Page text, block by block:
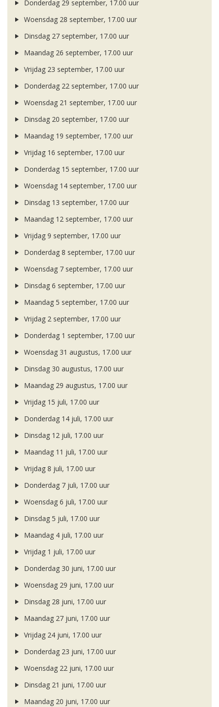
Donderdag 29 september, 17.00 uur
Woensdag 28 september, 17.00 uur
Dinsdag 27 september, 17.00 uur
Maandag 26 september, 17.00 uur
Vrijdag 23 september, 17.00 uur
Donderdag 22 september, 17.00 uur
Woensdag 21 september, 17.00 uur
Dinsdag 20 september, 17.00 uur
Maandag 19 september, 17.00 uur
Vrijdag 16 september, 17.00 uur
Donderdag 15 september, 17.00 uur
Woensdag 14 september, 17.00 uur
Dinsdag 13 september, 17.00 uur
Maandag 12 september, 17.00 uur
Vrijdag 9 september, 17.00 uur
Donderdag 8 september, 17.00 uur
Woensdag 7 september, 17.00 uur
Dinsdag 6 september, 17.00 uur
Maandag 5 september, 17.00 uur
Vrijdag 2 september, 17.00 uur
Donderdag 1 september, 17.00 uur
Woensdag 31 augustus, 17.00 uur
Dinsdag 30 augustus, 17.00 uur
Maandag 29 augustus, 17.00 uur
Vrijdag 15 juli, 17.00 uur
Donderdag 14 juli, 17.00 uur
Dinsdag 12 juli, 17.00 uur
Maandag 11 juli, 17.00 uur
Vrijdag 8 juli, 17.00 uur
Donderdag 7 juli, 17.00 uur
Woensdag 6 juli, 17.00 uur
Dinsdag 5 juli, 17.00 uur
Maandag 4 juli, 17.00 uur
Vrijdag 1 juli, 17.00 uur
Donderdag 30 juni, 17.00 uur
Woensdag 29 juni, 17.00 uur
Dinsdag 28 juni, 17.00 uur
Maandag 27 juni, 17.00 uur
Vrijdag 24 juni, 17.00 uur
Donderdag 23 juni, 17.00 uur
Woensdag 22 juni, 17.00 uur
Dinsdag 21 juni, 17.00 uur
Maandag 20 juni, 17.00 uur